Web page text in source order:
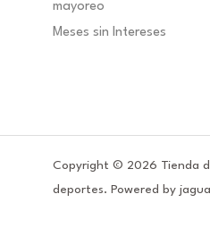
mayoreo
Meses sin Intereses
Copyright © 2026 Tienda
deportes. Powered by